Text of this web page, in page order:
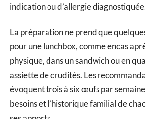
indication ou d’allergie diagnostiquée.
La préparation ne prend que
pour une lunchbox, comme encas
physique, dans un sandwich ou en
assiette de crudités. Les
évoquent trois à six œufs par
besoins et l’historique familial de